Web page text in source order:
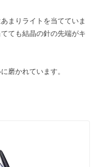
まりライトを当てていま
ても結晶の針の先端がキ
磨かれています。